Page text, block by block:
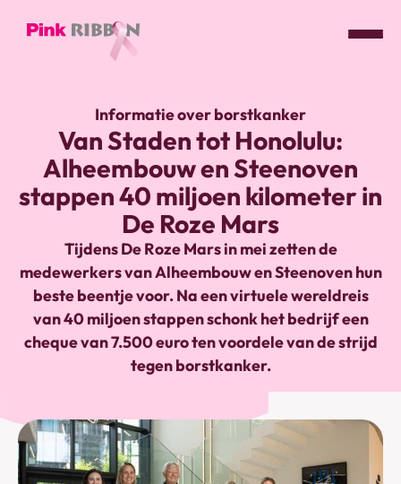
link
naar
homepage
Informatie over borstkanker
Van Staden tot Honolulu:
Alheembouw en Steenoven
stappen 40 miljoen kilometer in
De Roze Mars
Tijdens De Roze Mars in mei zetten de
medewerkers van Alheembouw en Steenoven hun
beste beentje voor. Na een virtuele wereldreis
van 40 miljoen stappen schonk het bedrijf een
cheque van 7.500 euro ten voordele van de strijd
tegen borstkanker.